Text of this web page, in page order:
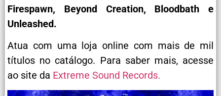
Firespawn, Beyond Creation, Bloodbath e
Unleashed.
Atua com uma loja online com mais de mil
títulos no catálogo. Para saber mais, acesse
ao site da Extreme Sound Records.